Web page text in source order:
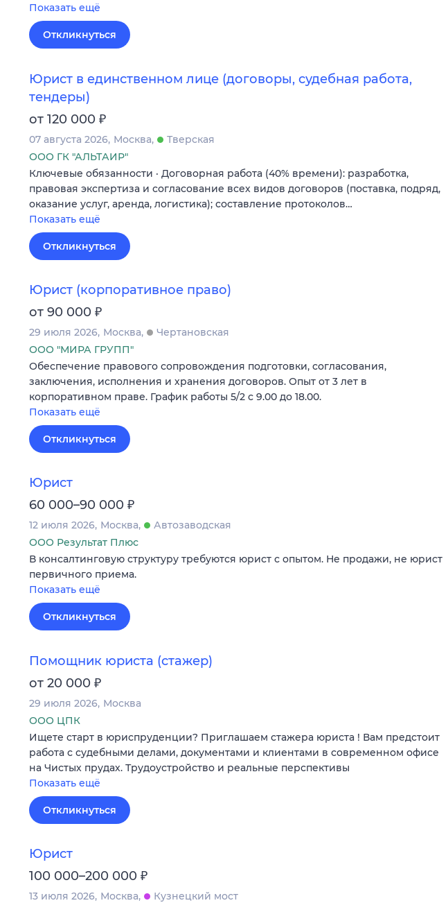
Показать ещё
Откликнуться
Юрист в единственном лице (договоры, судебная работа,
тендеры)
от 120 000 ₽
07 августа 2026 Москва
Тверская
ООО ГК "АЛЬТАИР"
Ключевые обязанности · Договорная работа (40% времени): разработка,
правовая экспертиза и согласование всех видов договоров (поставка, подряд,
оказание услуг, аренда, логистика); составление протоколов…
Показать ещё
Откликнуться
Юрист (корпоративное право)
от 90 000 ₽
29 июля 2026 Москва
Чертановская
ООО "МИРА ГРУПП"
Обеспечение правового сопровождения подготовки, согласования,
заключения, исполнения и хранения договоров. Опыт от 3 лет в
корпоративном праве. График работы 5/2 с 9.00 до 18.00.
Показать ещё
Откликнуться
Юрист
60 000–90 000 ₽
12 июля 2026 Москва
Автозаводская
ООО Результат Плюс
В консалтинговую структуру требуются юрист с опытом. Не продажи, не юрист
первичного приема.
Показать ещё
Откликнуться
Помощник юриста (стажер)
от 20 000 ₽
29 июля 2026 Москва
ООО ЦПК
Ищете старт в юриспруденции? Приглашаем стажера юриста ! Вам предстоит
работа с судебными делами, документами и клиентами в современном офисе
на Чистых прудах. Трудоустройство и реальные перспективы
Показать ещё
Откликнуться
Юрист
100 000–200 000 ₽
13 июля 2026 Москва
Кузнецкий мост